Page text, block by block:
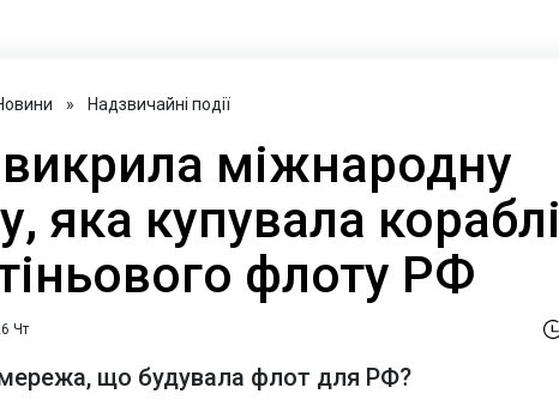
» Надзвичайні події
міжнародну
яка купувала кораблі
флоту РФ
Чт
що будувала флот для РФ?